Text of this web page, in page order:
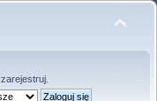
zarejestruj.